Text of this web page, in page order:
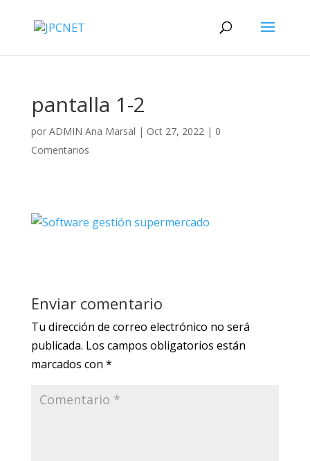
pantalla 1-2
por ADMIN Ana Marsal | Oct 27, 2022| 0
Comentarios
Enviar comentario
Tu dirección de correo electrónico no será
publicada. Los campos obligatorios están
marcados con *